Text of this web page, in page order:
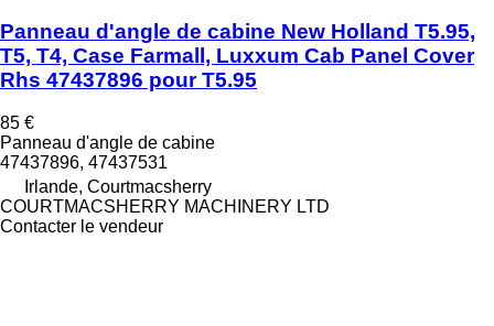
Panneau d'angle de cabine New Holland T5.95,
T5, T4, Case Farmall, Luxxum Cab Panel Cover
Rhs 47437896 pour T5.95
85 €
Panneau d'angle de cabine
47437896, 47437531
Irlande, Courtmacsherry
COURTMACSHERRY MACHINERY LTD
Contacter le vendeur